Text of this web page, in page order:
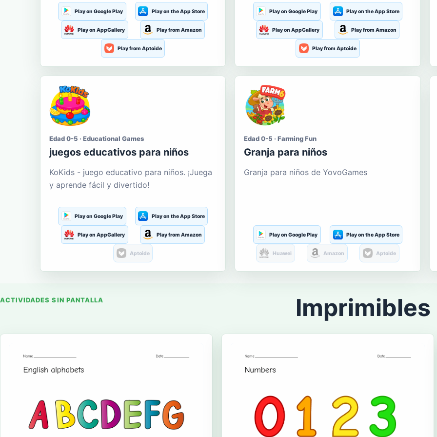
Play on Google Play Play on the App Store
Play on AppGallery Play from Amazon
Play from Aptoide
Play on Google Play Play on the App Store
Play on AppGallery Play from Amazon
Play from Aptoide
Edad 0-5 · Educational Games
juegos educativos para niños
KoKids - juego educativo para niños. ¡Juega
y aprende fácil y divertido!
Play on Google Play Play on the App Store
Play on AppGallery Play from Amazon
Aptoide
Edad 0-5 · Farming Fun
Granja para niños
Granja para niños de YovoGames
Play on Google Play Play on the App Store
Huawei Amazon Aptoide
ACTIVIDADES SIN PANTALLA Imprimibles